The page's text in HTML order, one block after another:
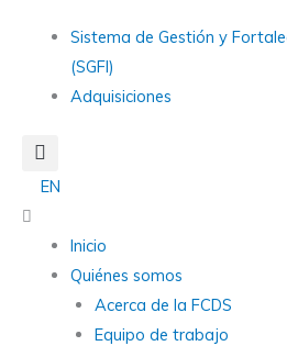
contenido
Main
Sistema de Gestión y
(SGFI)
Adquisiciones
EN
Main
Menu
Inicio
Quiénes somos
Acerca de la FCDS
Equipo de trabajo